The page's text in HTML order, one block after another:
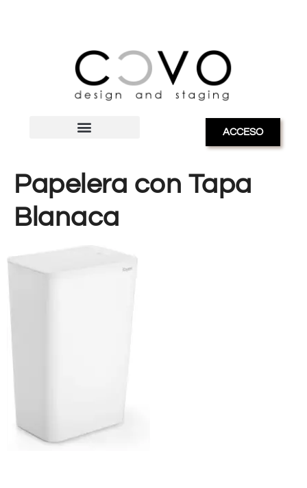
ACCESO
Papelera con Tapa
Blanaca